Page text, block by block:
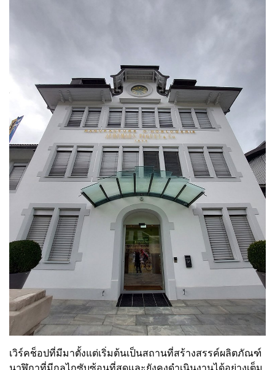
เวิร์คช็อปที่มีมาตั้งแต่เริ่มต้นเป็นสถานที่สร้างสรรค์ผลิตภัณฑ์
นาฬิกาที่มีกลไกซับซ้อนที่สุดและยังคงดำเนินงานได้อย่างเต็ม